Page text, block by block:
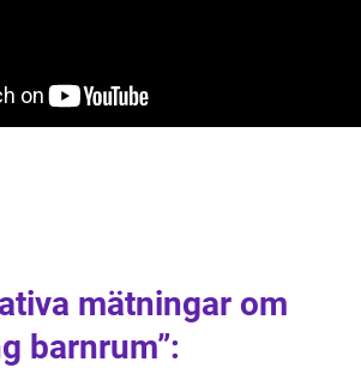
mätningar om
barnrum”: